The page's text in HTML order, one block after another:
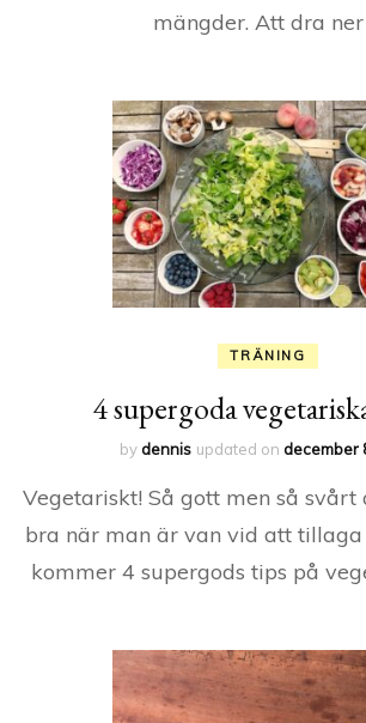
mängder. Att dra
TRÄNING
4 supergoda
by dennis updated on december
Vegetariskt! Så gott men så
bra när man är van vid att
kommer 4 supergods tips på